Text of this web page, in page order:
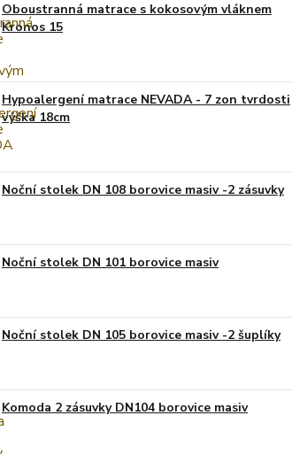
Oboustranná matrace s kokosovým vláknem
Kronos 15
Hypoalergení matrace NEVADA - 7 zon tvrdosti
výška 18cm
Noční stolek DN 108 borovice masiv -2 zásuvky
Noční stolek DN 101 borovice masiv
Noční stolek DN 105 borovice masiv -2 šuplíky
Komoda 2 zásuvky DN104 borovice masiv